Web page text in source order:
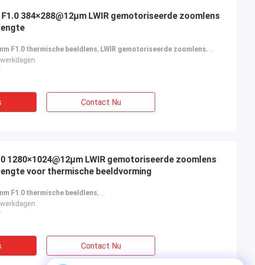
F1.0 384×288@12μm LWIR gemotoriseerde zoomlens
F1.0 thermische beeldlens, LWIR gemotoriseerde zoomlens,
Contact Nu
1280×1024@12μm LWIR gemotoriseerde zoomlens
voor thermische beeldvorming
F1.0 thermische beeldlens,
Contact Nu